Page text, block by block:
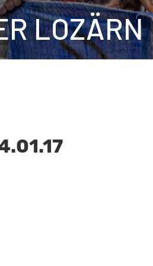
LOZÄRN